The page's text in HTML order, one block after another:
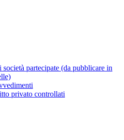
società partecipate (da pubblicare in
privato controllati